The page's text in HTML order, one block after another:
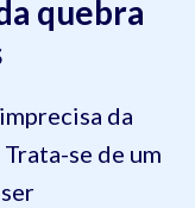
quebra
da
se de um